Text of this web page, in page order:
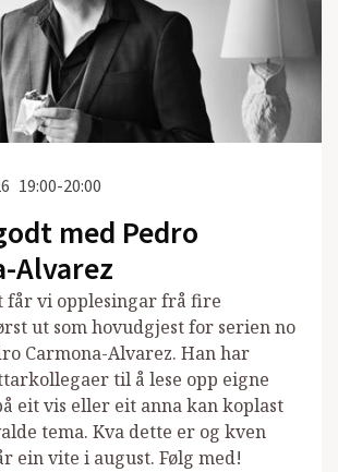
19:00-20:00
med Pedro
Alvarez
får vi opplesingar frå fire
ut som hovudgjest for serien no
Carmona-Alvarez. Han har
til å lese opp eigne
eit vis eller eit anna kan koplast
tema. Kva dette er og kven
ein vite i august. Følg med!